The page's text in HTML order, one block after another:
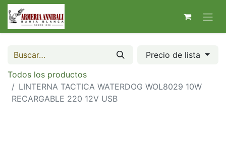
Precio de lista
Todos los productos
LINTERNA TACTICA WATERDOG WOL8029 10W
RECARGABLE 220 12V USB